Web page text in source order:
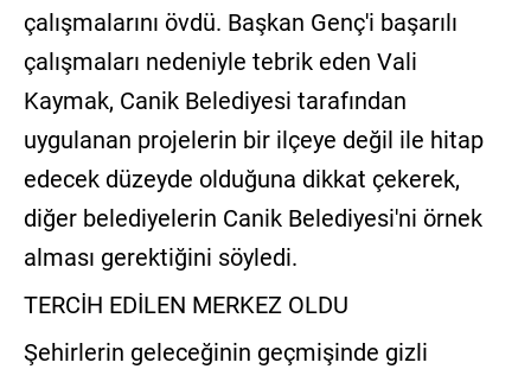
Künye
İletişim
Gizlilik
Sözleşmesi
Kullanıcı
Sözleşmesi
çalışmalarını övdü. Başkan Genç'i başarılı
çalışmaları nedeniyle tebrik eden Vali
Kaymak, Canik Belediyesi tarafından
uygulanan projelerin bir ilçeye değil ile hitap
edecek düzeyde olduğuna dikkat çekerek,
diğer belediyelerin Canik Belediyesi'ni örnek
alması gerektiğini söyledi.
TERCİH EDİLEN MERKEZ OLDU
Şehirlerin geleceğinin geçmişinde gizli